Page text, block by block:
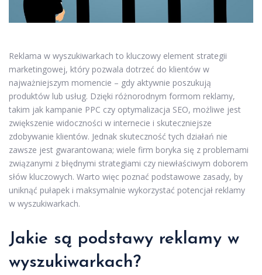
Reklama w wyszukiwarkach to kluczowy element strategii
marketingowej, który pozwala dotrzeć do klientów w
najważniejszym momencie – gdy aktywnie poszukują
produktów lub usług. Dzięki różnorodnym formom reklamy,
takim jak kampanie PPC czy optymalizacja SEO, możliwe jest
zwiększenie widoczności w internecie i skuteczniejsze
zdobywanie klientów. Jednak skuteczność tych działań nie
zawsze jest gwarantowana; wiele firm boryka się z problemami
związanymi z błędnymi strategiami czy niewłaściwym doborem
słów kluczowych. Warto więc poznać podstawowe zasady, by
uniknąć pułapek i maksymalnie wykorzystać potencjał reklamy
w wyszukiwarkach.
Jakie są podstawy reklamy w
wyszukiwarkach?